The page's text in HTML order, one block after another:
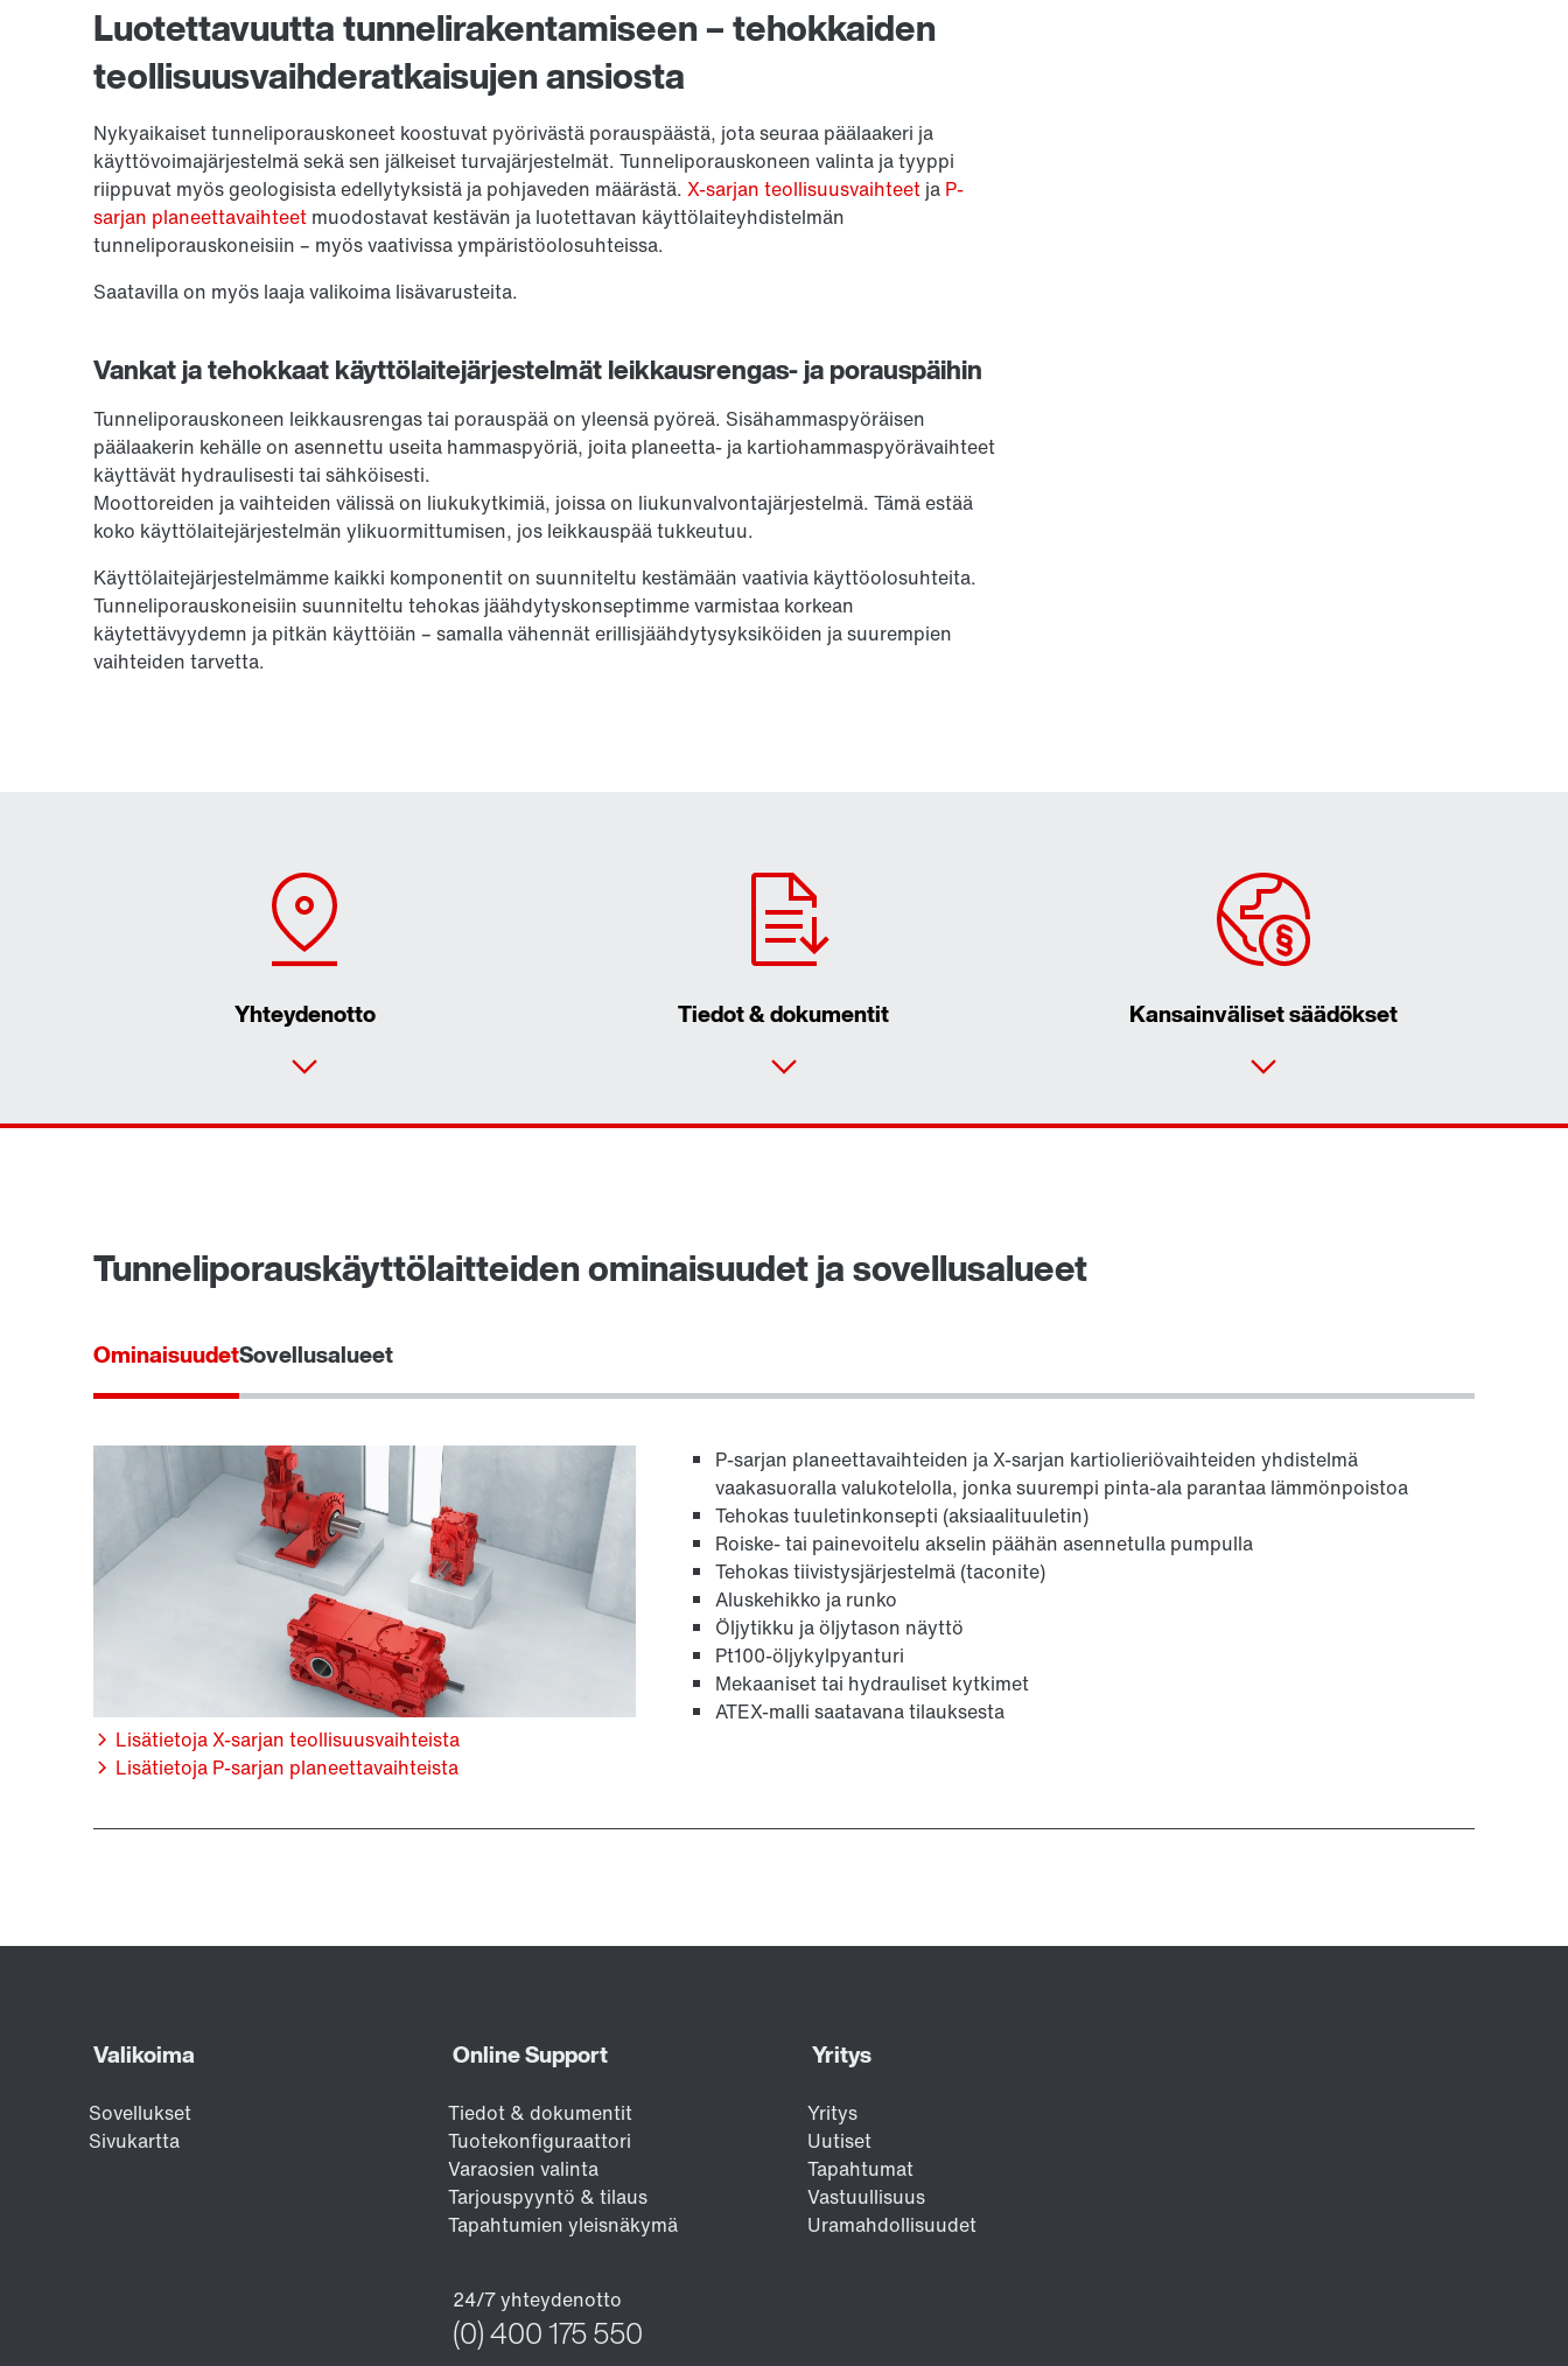
Luotettavuutta tunnelirakentamiseen – tehokkaiden
teollisuusvaihderatkaisujen ansiosta
Nykyaikaiset tunneliporauskoneet koostuvat pyörivästä porauspäästä, jota seuraa päälaakeri ja
käyttövoimajärjestelmä sekä sen jälkeiset turvajärjestelmät. Tunneliporauskoneen valinta ja tyyppi
riippuvat myös geologisista edellytyksistä ja pohjaveden määrästä. X-sarjan teollisuusvaihteet ja P-
sarjan planeettavaihteet muodostavat kestävän ja luotettavan käyttölaiteyhdistelmän
tunneliporauskoneisiin – myös vaativissa ympäristöolosuhteissa.
Saatavilla on myös laaja valikoima lisävarusteita.
Vankat ja tehokkaat käyttölaitejärjestelmät leikkausrengas- ja porauspäihin
Tunneliporauskoneen leikkausrengas tai porauspää on yleensä pyöreä. Sisähammaspyöräisen
päälaakerin kehälle on asennettu useita hammaspyöriä, joita planeetta- ja kartiohammaspyörävaihteet
käyttävät hydraulisesti tai sähköisesti.
Moottoreiden ja vaihteiden välissä on liukukytkimiä, joissa on liukunvalvontajärjestelmä. Tämä estää
koko käyttölaitejärjestelmän ylikuormittumisen, jos leikkauspää tukkeutuu.
Käyttölaitejärjestelmämme kaikki komponentit on suunniteltu kestämään vaativia käyttöolosuhteita.
Tunneliporauskoneisiin suunniteltu tehokas jäähdytyskonseptimme varmistaa korkean
käytettävyydemn ja pitkän käyttöiän – samalla vähennät erillisjäähdytysyksiköiden ja suurempien
vaihteiden tarvetta.
Yhteydenotto Tiedot & dokumentit Kansainväliset säädökset
SEW Suomi yhteystiedot
Tunneliporauskäyttölaitteiden ominaisuudet ja sovellusalueet
OminaisuudetSovellusalueet
P‑sarjan planeettavaihteiden ja X‑sarjan kartiolieriövaihteiden yhdistelmä
vaakasuoralla valu­kotelolla, jonka suurempi pinta-ala parantaa lämmönpoistoa
Tehokas tuuletinkonsepti (aksiaalituuletin)
Roiske- tai painevoitelu akselin päähän asennetulla pumpulla
Tehokas tiivistysjärjestelmä (taconite)
Aluskehikko ja runko
Öljytikku ja öljytason näyttö
Pt100-öljykylpyanturi
Mekaaniset tai hydrauliset kytkimet
ATEX-malli saatavana tilauksesta
Lisätietoja X-sarjan teollisuusvaihteista
Lisätietoja P-sarjan planeettavaihteista